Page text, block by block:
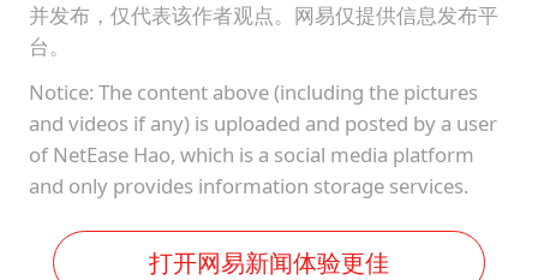
并发布，仅代表该作者观点。网易仅提供信息发布平
台。
Notice: The content above (including the pictures
and videos if any) is uploaded and posted by a user
of NetEase Hao, which is a social media platform
and only provides information storage services.
打开网易新闻体验更佳